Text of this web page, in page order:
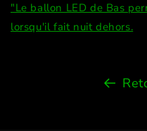
"Le ballon LED de Bas
lorsqu'il fait nuit dehors.